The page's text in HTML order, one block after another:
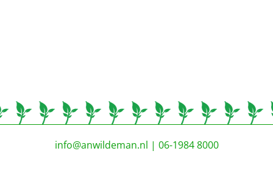
info@anwildeman.nl | 06-1984 8000